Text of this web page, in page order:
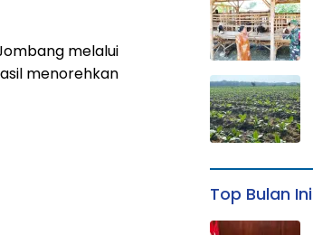
melalui
menorehkan
Top Bulan Ini